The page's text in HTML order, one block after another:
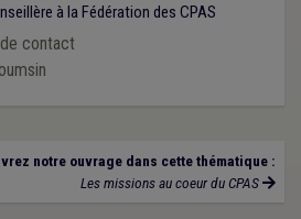
à la Fédération des CPAS
contact
notre ouvrage dans cette thématique :
Les missions au coeur du CPAS